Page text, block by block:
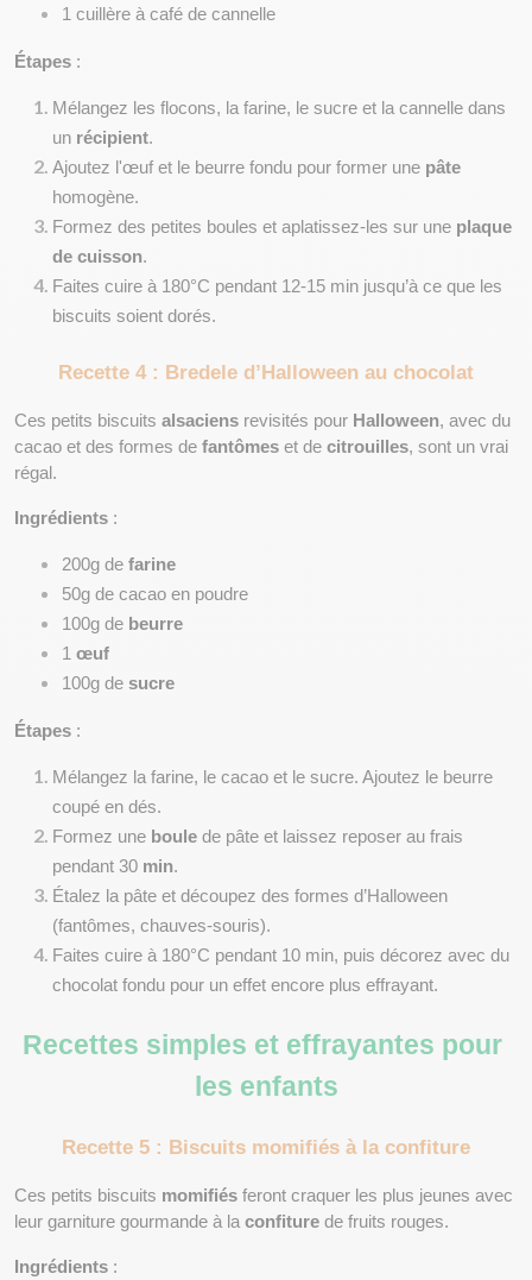
1 cuillère à café de cannelle
Étapes :
Mélangez les flocons, la farine, le sucre et la cannelle dans
un récipient.
Ajoutez l'œuf et le beurre fondu pour former une pâte
homogène.
Formez des petites boules et aplatissez-les sur une plaque
de cuisson.
Faites cuire à 180°C pendant 12-15 min jusqu’à ce que les
biscuits soient dorés.
Recette 4 : Bredele d’Halloween au chocolat
Ces petits biscuits alsaciens revisités pour Halloween, avec du
cacao et des formes de fantômes et de citrouilles, sont un vrai
régal.
Ingrédients :
200g de farine
50g de cacao en poudre
100g de beurre
1 œuf
100g de sucre
Étapes :
Mélangez la farine, le cacao et le sucre. Ajoutez le beurre
coupé en dés.
Formez une boule de pâte et laissez reposer au frais
pendant 30 min.
Étalez la pâte et découpez des formes d’Halloween
(fantômes, chauves-souris).
Faites cuire à 180°C pendant 10 min, puis décorez avec du
chocolat fondu pour un effet encore plus effrayant.
Recettes simples et effrayantes pour
les enfants
Recette 5 : Biscuits momifiés à la confiture
Ces petits biscuits momifiés feront craquer les plus jeunes avec
leur garniture gourmande à la confiture de fruits rouges.
Ingrédients :